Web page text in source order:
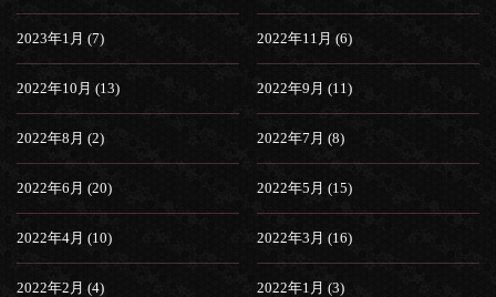
2023年1月 (7) 2022年11月 (6)
2022年10月 (13) 2022年9月 (11)
2022年8月 (2) 2022年7月 (8)
2022年6月 (20) 2022年5月 (15)
2022年4月 (10) 2022年3月 (16)
2022年2月 (4) 2022年1月 (3)